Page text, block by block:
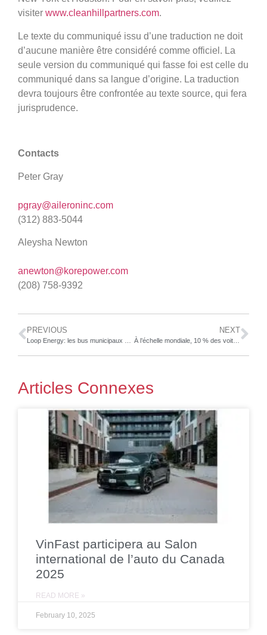
visiter www.cleanhillpartners.com.
Le texte du communiqué issu d’une traduction ne doit
d’aucune manière être considéré comme officiel. La
seule version du communiqué qui fasse foi est celle du
communiqué dans sa langue d’origine. La traduction
devra toujours être confrontée au texte source, qui fera
jurisprudence.
Contacts
Peter Gray
pgray@aileroninc.com
(312) 883-5044
Aleysha Newton
anewton@korepower.com
(208) 758-9392
PREVIOUS NEXT
À l’échelle mondiale, 10 % des voitures et 20 % des écrans TV utilisent WICOP…‘Injonction permanente contre 13 marques portant atteinte aux brevets WICOP’
Articles Connexes
VinFast participera au Salon
international de l’auto du Canada
2025
READ MORE »
February 10, 2025